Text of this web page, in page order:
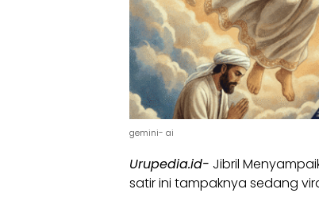
gemini- ai
Urupedia.id- Jibril
satir ini tampaknya sedang